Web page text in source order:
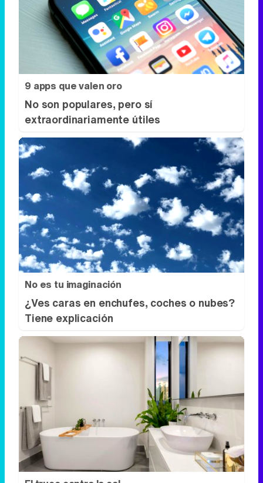
9 apps que valen oro
No son populares, pero sí
extraordinariamente útiles
No es tu imaginación
¿Ves caras en enchufes, coches o nubes?
Tiene explicación